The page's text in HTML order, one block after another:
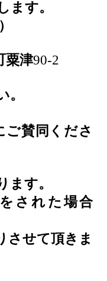
ます。
粟津90-2
。
ご賛同くださ
ます。
された場合
させて頂きま